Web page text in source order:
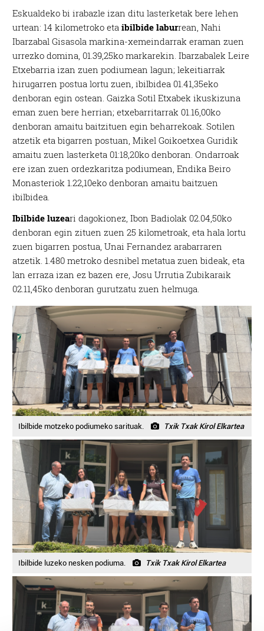
Eskualdeko bi irabazle izan ditu lasterketak bere lehen
urtean: 14 kilometroko eta ibilbide laburrean, Nahi
Ibarzabal Gisasola markina-xemeindarrak eraman zuen
urrezko domina, 01.39,25ko markarekin. Ibarzabalek Leire
Etxebarria izan zuen podiumean lagun; lekeitiarrak
hirugarren postua lortu zuen, ibilbidea 01.41,35eko
denboran egin ostean. Gaizka Sotil Etxabek ikuskizuna
eman zuen bere herrian; etxebarritarrak 01.16,00ko
denboran amaitu baitzituen egin beharrekoak. Sotilen
atzetik eta bigarren postuan, Mikel Goikoetxea Guridik
amaitu zuen lasterketa 01:18,20ko denboran. Ondarroak
ere izan zuen ordezkaritza podiumean, Endika Beiro
Monasteriok 1.22,10eko denboran amaitu baitzuen
ibilbidea.
Ibilbide luzeari dagokionez, Ibon Badiolak 02.04,50ko
denboran egin zituen zuen 25 kilometroak, eta hala lortu
zuen bigarren postua, Unai Fernandez arabarraren
atzetik. 1.480 metroko desnibel metatua zuen bideak, eta
lan erraza izan ez bazen ere, Josu Urrutia Zubikaraik
02.11,45ko denboran gurutzatu zuen helmuga.
Ibilbide motzeko podiumeko sarituak. Txik Txak Kirol Elkartea
Ibilbide luzeko nesken podiuma. Txik Txak Kirol Elkartea